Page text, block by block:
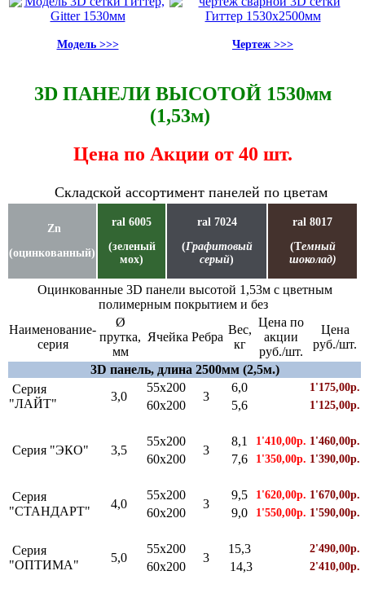
Модель >>> Чертеж >>>
3D ПАНЕЛИ ВЫСОТОЙ 1530мм
(1,53м)
Цена по Акции от 40 шт.
Складской ассортимент панелей по цветам
Zn
(оцинкованный)
ral 6005
(зеленый
мох)
ral 7024
(Графитовый
серый)
ral 8017
(Темный
шоколад)
Оцинкованные 3D панели высотой 1,53м с цветным
полимерным покрытием и без
Наименование-
серия
Ø
прутка,
мм
Ячейка Ребра
Вес,
кг
Цена по
акции
руб./шт.
Цена
руб./шт.
3D панель, длина 2500мм (2,5м.)
Серия
"ЛАЙТ"
3,0
55х200
3
6,0 1'175,00р.
60х200 5,6 1'125,00р.
Серия "ЭКО" 3,5
55х200
3
8,1 1'410,00р. 1'460,00р.
60х200 7,6 1'350,00р. 1'390,00р.
Серия
"СТАНДАРТ"
4,0
55х200
3
9,5 1'620,00р. 1'670,00р.
60х200 9,0 1'550,00р. 1'590,00р.
Серия
"ОПТИМА"
5,0
55х200
3
15,3 2'490,00р.
60х200 14,3 2'410,00р.